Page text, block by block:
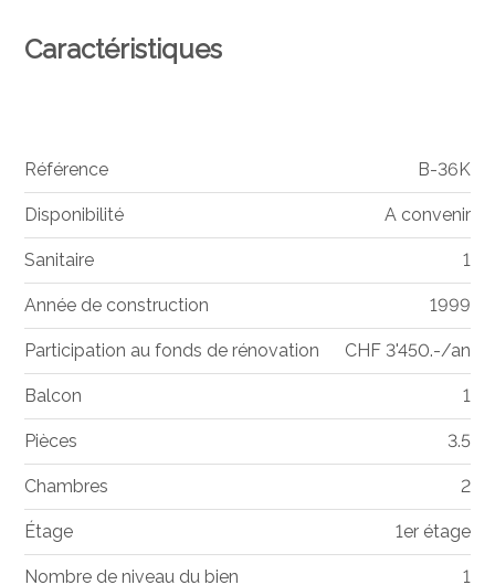
Caractéristiques
Référence B-36K
Disponibilité A convenir
Sanitaire 1
Année de construction 1999
Participation au fonds de rénovation CHF 3'450.-/an
Balcon 1
Pièces 3.5
Chambres 2
Étage 1er étage
Nombre de niveau du bien 1